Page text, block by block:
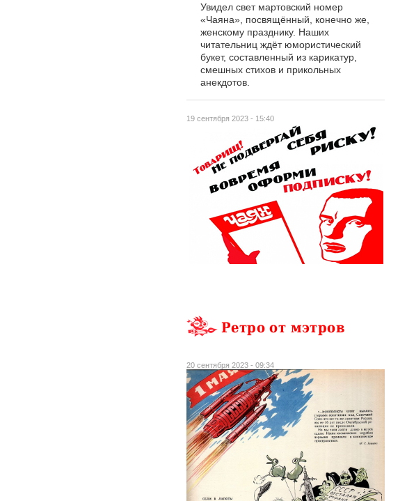
19 сентября 2023 - 15:40
Увидел свет мартовский номер
«Чаяна», посвящённый, конечно же,
женскому празднику. Наших
читательниц ждёт юмористический
букет, составленный из карикатур,
смешных стихов и прикольных
анекдотов.
Ретро от мэтров
20 сентября 2023 - 09:34